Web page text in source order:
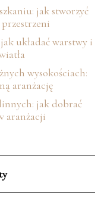
jak stworzyć
układać warstwy i
wysokościach:
aranżację
jak dobrać
aranżacji